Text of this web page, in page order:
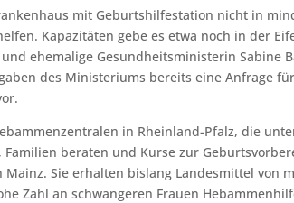
mit Geburtshilfestation nicht in
Kapazitäten gebe es etwa noch in der
ehemalige Gesundheitsministerin Sabine
des Ministeriums bereits eine Anfrage
in Rheinland-Pfalz, die
Familien beraten und Kurse zur
Mainz. Sie erhalten bislang Landesmittel von
Zahl an schwangeren Frauen